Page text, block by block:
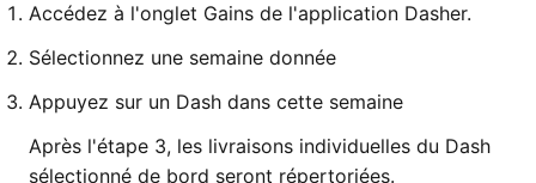
Accédez à l'onglet Gains de l'application Dasher.
Sélectionnez une semaine donnée
Appuyez sur un Dash dans cette semaine
Après l'étape 3, les livraisons individuelles du Dash
sélectionné de bord seront répertoriées.